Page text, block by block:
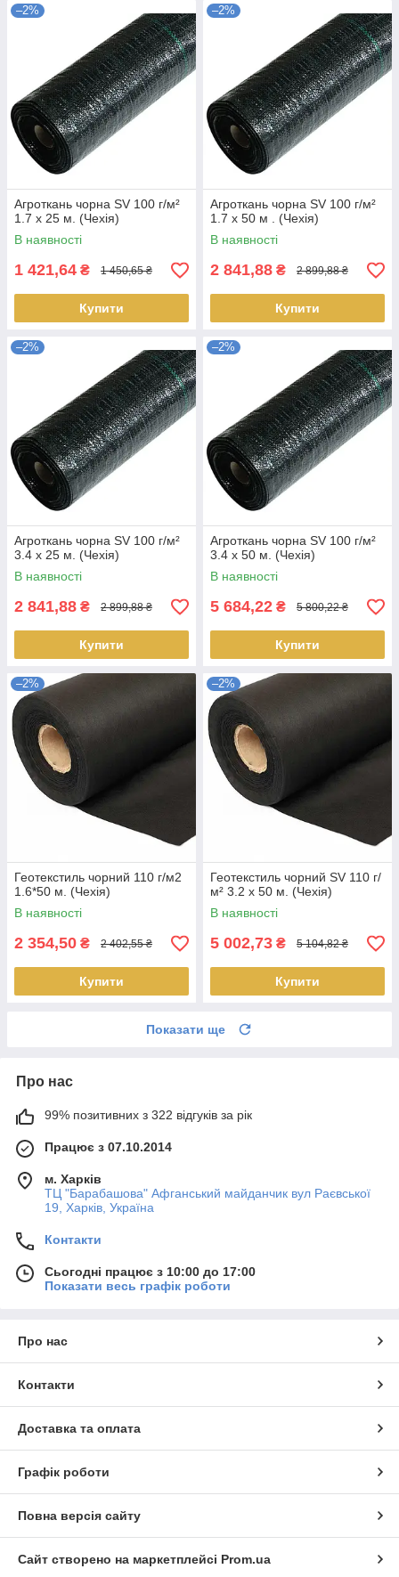
–2%
Агроткань чорна SV 100 г/м²
1.7 х 25 м. (Чехія)
В наявності
1 421,64 ₴ 1 450,65 ₴
Купити
–2%
Агроткань чорна SV 100 г/м²
1.7 х 50 м . (Чехія)
В наявності
2 841,88 ₴ 2 899,88 ₴
Купити
–2%
Агроткань чорна SV 100 г/м²
3.4 х 25 м. (Чехія)
В наявності
2 841,88 ₴ 2 899,88 ₴
Купити
–2%
Агроткань чорна SV 100 г/м²
3.4 х 50 м. (Чехія)
В наявності
5 684,22 ₴ 5 800,22 ₴
Купити
–2%
Геотекстиль чорний 110 г/м2
1.6*50 м. (Чехія)
В наявності
2 354,50 ₴ 2 402,55 ₴
Купити
–2%
Геотекстиль чорний SV 110 г/
м² 3.2 x 50 м. (Чехія)
В наявності
5 002,73 ₴ 5 104,82 ₴
Купити
Показати ще
Про нас
99% позитивних з 322 відгуків за рік
Працює з 07.10.2014
м. Харків
ТЦ "Барабашова" Афганський майданчик вул Раєвської
19, Харків, Україна
Контакти
Сьогодні працює з 10:00 до 17:00
Показати весь графік роботи
Про нас
Контакти
Доставка та оплата
Графік роботи
Повна версія сайту
Сайт створено на маркетплейсі Prom.ua